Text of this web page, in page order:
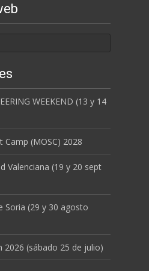
WEEKEND (13 y 14
Camp (MOSC) 2028
Valenciana (19 y 20 sept
Soria (29 y 30 agosto
2026 (sábado 25 de julio)